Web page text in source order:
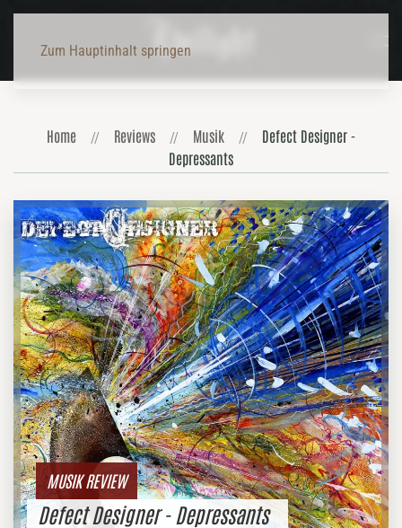
Zum Hauptinhalt springen
Home Reviews Musik
Defect Designer -
Depressants
MUSIK REVIEW
Defect Designer - Depressants